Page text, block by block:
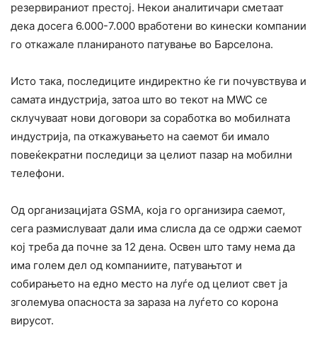
резервираниот престој. Некои аналитичари сметаат
дека досега 6.000-7.000 вработени во кинески компании
го откажале планираното патување во Барселона.
Исто така, последиците индиректно ќе ги почувствува и
самата индустрија, затоа што во текот на MWC се
склучуваат нови договори за соработка во мобилната
индустрија, па откажувањето на саемот би имало
повеќекратни последици за целиот пазар на мобилни
телефони.
Од организацијата GSMA, која го организира саемот,
сега размислуваат дали има слисла да се одржи саемот
кој треба да почне за 12 дена. Освен што таму нема да
има голем дел од компаниите, патувањтот и
собирањето на едно место на луѓе од целиот свет ја
зголемува опасноста за зараза на луѓето со корона
вирусот.